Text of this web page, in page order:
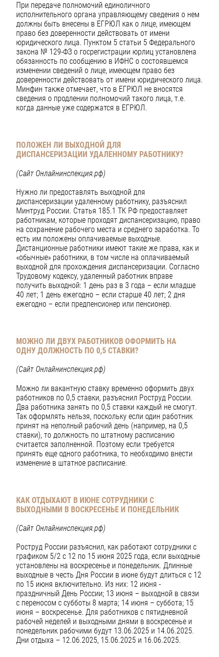
При передаче полномочий единоличного
исполнительного органа управляющему сведения о нем
должны быть внесены в ЕГРЮЛ как о лице, имеющем
право без доверенности действовать от имени
юридического лица. Пунктом 5 статьи 5 Федерального
закона № 129-ФЗ о госрегистрации юрлиц установлена
обязанность по сообщению в ИФНС о состоявшемся
изменении сведений о лице, имеющем право без
доверенности действовать от имени юридического лица.
Минфин также отмечает, что в ЕГРЮЛ не вносятся
сведения о продлении полномочий такого лица, т.е.
когда данные уже содержатся в ЕГРЮЛ.
ПОЛОЖЕН ЛИ ВЫХОДНОЙ ДЛЯ
ДИСПАНСЕРИЗАЦИИ УДАЛЕННОМУ РАБОТНИКУ?
(Сайт Онлайнинспекция.рф)
Нужно ли предоставлять выходной для
диспансеризации удаленному работнику, разъяснил
Минтруд России. Статья 185.1 ТК РФ предоставляет
работникам, которые проходят диспансеризацию, право
на сохранение рабочего места и среднего заработка. То
есть им положены оплачиваемые выходные.
Дистанционные работники имеют такие же права, как и
«обычные» работники, в том числе на оплачиваемый
выходной для прохождения диспансеризации. Согласно
Трудовому кодексу, удаленный работник вправе
получить выходной: 1 день раз в 3 года – если младше
40 лет; 1 день ежегодно – если старше 40 лет; 2 дня
ежегодно – если предпенсионер или пенсионер.
МОЖНО ЛИ ДВУХ РАБОТНИКОВ ОФОРМИТЬ НА
ОДНУ ДОЛЖНОСТЬ ПО 0,5 СТАВКИ?
(Сайт Онлайнинспекция.рф)
Можно ли вакантную ставку временно оформить двух
работников по 0,5 ставки, разъяснил Роструд России.
Два работника занять по 0,5 ставки каждый не смогут.
Так оформлять нельзя, поскольку если один работник
принят на неполный рабочий день (например, на 0,5
ставки), то должность по штатному расписанию
считается заполненной. Поэтому если требуется
принять еще одного работника, то необходимо внести
изменение в штатное расписание.
КАК ОТДЫХАЮТ В ИЮНЕ СОТРУДНИКИ С
ВЫХОДНЫМИ В ВОСКРЕСЕНЬЕ И ПОНЕДЕЛЬНИК
(Сайт Онлайнинспекция.рф)
Роструд России разъяснил, как работают сотрудники с
графиком 5/2 с 12 по 15 июня 2025 года, если выходные
установлены на воскресенье и понедельник. Длинные
выходные в честь Дня России в июне будут длиться с 12
по 15 июня включительно. Из них: 12 июня -
праздничный День России; 13 июня – выходной в связи
с переносом с субботы 8 марта; 14 июня – суббота; 15
июня – воскресенье. Для работников с пятидневной
рабочей неделей и выходными днями в воскресенье и
понедельник рабочими будут 13.06.2025 и 14.06.2025.
Дни отдыха – 12.06.2025, 15.06.2025 и 16.06.2025.